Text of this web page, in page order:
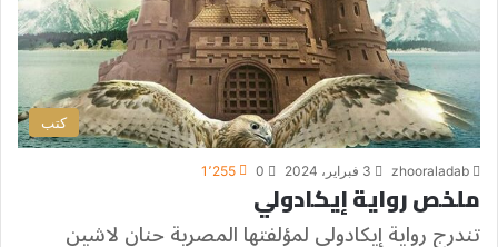
كتب
zhooraladab 3 فبراير، 2024 0 1٬255
ملخص رواية إيكادولي
تندرج رواية إيكادولي لمؤلفتها المصرية حنان لاشين